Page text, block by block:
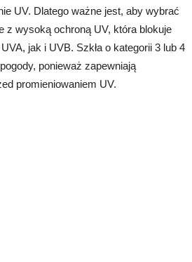
UV. Dlatego ważne jest, aby wybrać
z wysoką ochroną UV, która blokuje
jak i UVB. Szkła o kategorii 3 lub 4
ponieważ zapewniają
promieniowaniem UV.